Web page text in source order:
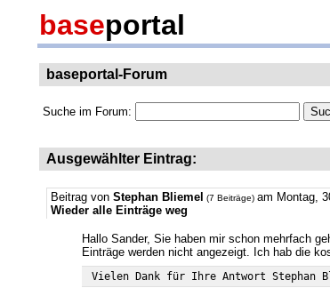
baseportal
baseportal-Forum
Suche im Forum:
Ausgewählter Eintrag:
Beitrag von Stephan Bliemel (7 Beiträge) am Montag,
Wieder alle Einträge weg
Hallo Sander, Sie haben mir schon mehrfach
Einträge werden nicht angezeigt. Ich hab die